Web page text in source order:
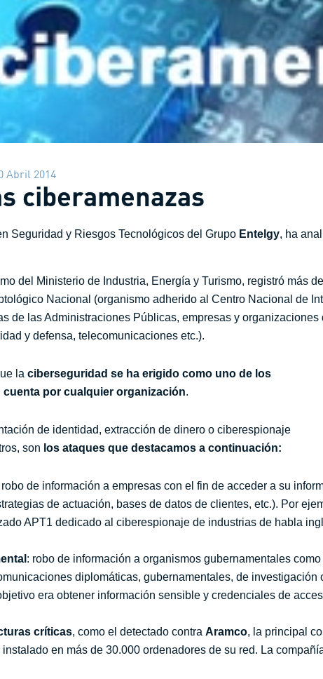
Abril 2014
ciberamenazas
Seguridad y Riesgos Tecnológicos del Grupo Entelgy, ha
del Ministerio de Industria, Energía y Turismo, registró más de
Nacional (organismo adherido al Centro Nacional de
de las Administraciones Públicas, empresas y organizaciones
y defensa, telecomunicaciones etc.).
la ciberseguridad se ha erigido como uno de los
por cualquier organización.
de identidad, extracción de dinero o ciberespionaje
son los ataques que destacamos a continuación:
robo de información a empresas con el fin de acceder a su
de actuación, bases de datos de clientes, etc.). Por
APT1 dedicado al ciberespionaje de industrias de habla
: robo de información a organismos gubernamentales como
diplomáticas, gubernamentales, de
era obtener información sensible y credenciales de
críticas, como el detectado contra Aramco, la principal
en más de 30.000 ordenadores de su red. La